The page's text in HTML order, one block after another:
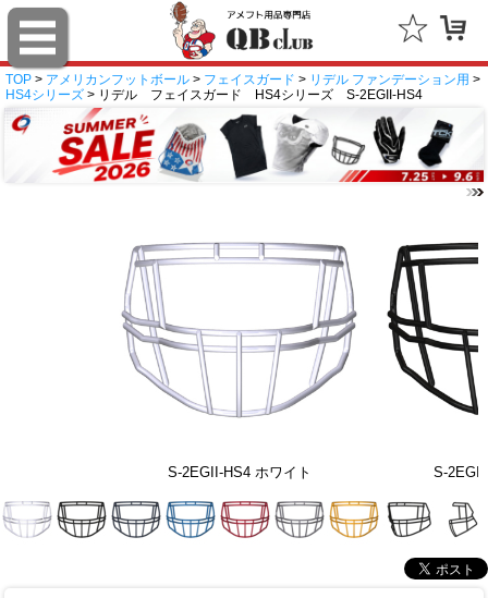
TOP > アメリカンフットボール > フェイスガード > リデル ファンデーション用 >
HS4シリーズ > リデル フェイスガード HS4シリーズ S-2EGII-HS4
S-2EGII-HS4 ホワイト S-